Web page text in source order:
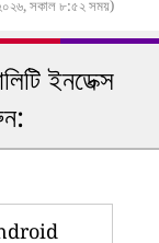
সকাল ৮:৫২ সময়)
ইনডেক্স